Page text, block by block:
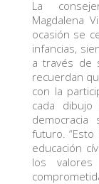
La
Magdalena
ocasión se
infancias,
a través de
recuerdan
con la
cada
futuro.
educación
los valores